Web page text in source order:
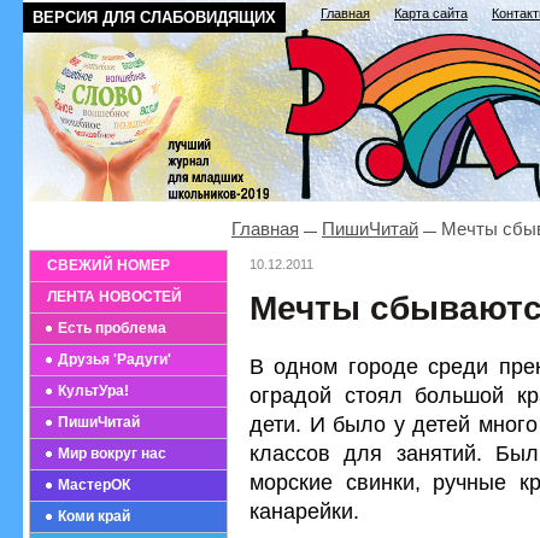
ВЕРСИЯ ДЛЯ СЛАБОВИДЯЩИХ Главная Карта сайта
СВЕЖИЙ НОМЕР
ЛЕНТА НОВОСТЕЙ
Есть проблема
Друзья 'Радуги'
КультУра!
ПишиЧитай
Мир вокруг нас
МастерОК
Коми край
Главная ПишиЧитай Мечты
10.12.2011
Мечты
В одном городе среди
оградой стоял большой
дети. И было у детей
классов для занятий.
морские свинки, ручные
канарейки.